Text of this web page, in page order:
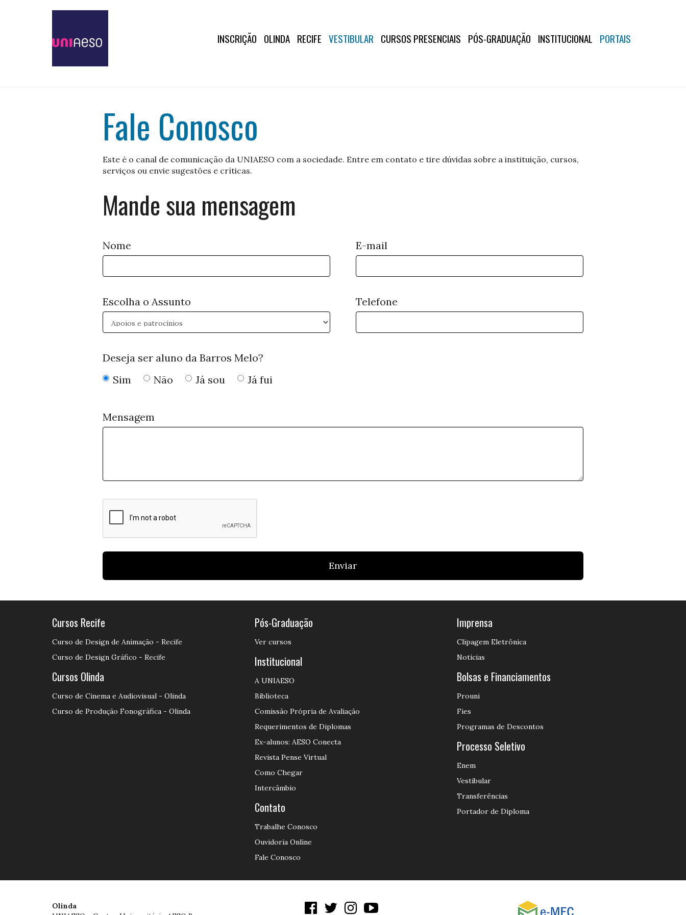
INSCRIÇÃO OLINDA RECIFE VESTIBULAR CURSOS PRESENCIAIS PÓS-GRADUAÇÃO INSTITUCIONAL PORTAIS
Fale Conosco
Este é o canal de comunicação da UNIAESO com a sociedade. Entre em contato e tire dúvidas sobre a instituição, cursos,
serviços ou envie sugestões e críticas.
Mande sua mensagem
Nome E-mail
Escolha o Assunto Telefone
Deseja ser aluno da Barros Melo?
Sim
Não Já sou Já fui
Mensagem
Enviar
Cursos Recife
Curso de Design de Animação - Recife
Curso de Design Gráfico - Recife
Cursos Olinda
Curso de Cinema e Audiovisual - Olinda
Curso de Produção Fonográfica - Olinda
Pós-Graduação
Ver cursos
Institucional
A UNIAESO
Biblioteca
Comissão Própria de Avaliação
Requerimentos de Diplomas
Ex-alunos: AESO Conecta
Revista Pense Virtual
Como Chegar
Intercâmbio
Contato
Trabalhe Conosco
Ouvidoria Online
Fale Conosco
Imprensa
Clipagem Eletrônica
Notícias
Bolsas e Financiamentos
Prouni
Fies
Programas de Descontos
Processo Seletivo
Enem
Vestibular
Transferências
Portador de Diploma
Olinda